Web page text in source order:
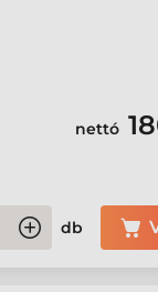
nettó
db